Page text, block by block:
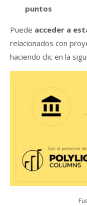
puntos
Puede acceder a
relacionados con
haciendo clic en la